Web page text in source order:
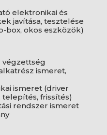
elektronikai és
javítása, tesztelése
box, okos eszközök)
végzettség
ismeret,
ismeret (driver
telepítés, frissítés)
rendszer ismeret